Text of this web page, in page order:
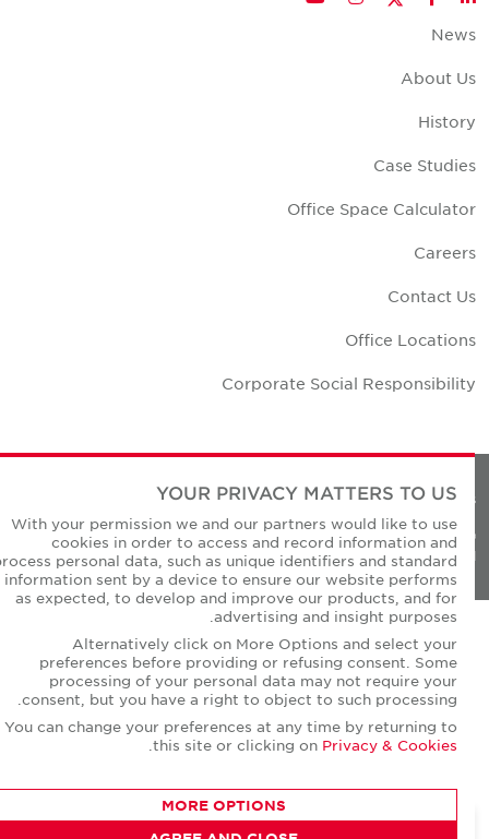
News
About Us
History
Case Studies
Office Space Calculator
Careers
Contact Us
Office Locations
Corporate Social Responsibility
Privacy Policies
© Copyright Cushman & Wakefield Core 2026.
All Rights Reserved.
YOUR PRIVACY MATTERS TO US
With your permission we and our partners would like to use
cookies in order to access and record information and
process personal data, such as unique identifiers and standard
information sent by a device to ensure our website performs
as expected, to develop and improve our products, and for
advertising and insight purposes.
Alternatively click on More Options and select your
preferences before providing or refusing consent. Some
processing of your personal data may not require your
consent, but you have a right to object to such processing.
You can change your preferences at any time by returning to
this site or clicking onPrivacy & Cookies
.
MORE OPTIONS